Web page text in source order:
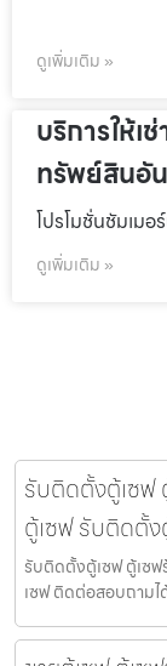
ดูเพิ่มเติม »
บริการให้เ
ทรัพย์สินอั
โปรโมชั่นชัมเมอ
ดูเพิ่มเติม »
รับติดตั้งตู้เซฟ
ตู้เซฟ รับติดตั้
รับติดตั้งตู้เซฟ ตู้เซ
เซฟ ติดต่อสอบถาม